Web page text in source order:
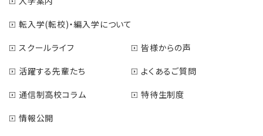
転入学(転校)・編入学について
スクールライフ
皆様からの声
活躍する先輩たち
よくあるご質問
通信制高校コラム
特待生制度
情報公開